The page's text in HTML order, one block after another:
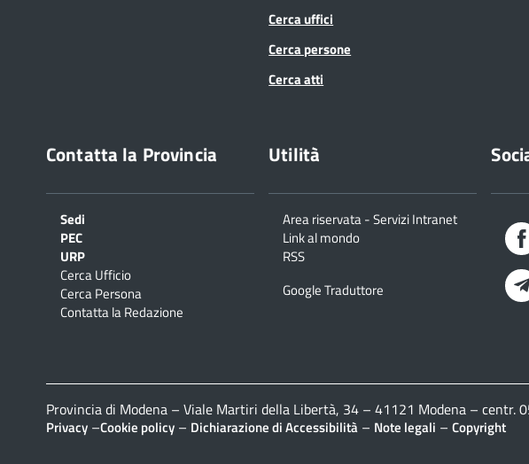
Cerca uffici
Cerca persone
Cerca atti
Contatta la Provincia
Sedi
PEC
URP
Cerca Ufficio
Cerca Persona
Contatta la Redazione
Utilità
Area riservata - Servizi Intranet
Link al mondo
RSS
Google Traduttore
Provincia di Modena – Viale Martiri della Libertà, 34 – 41121 Modena – centr.
Privacy –Cookie policy – Dichiarazione di Accessibilità – Note legali – Copyright